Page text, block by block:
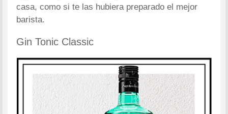
casa, como si te las hubiera preparado el mejor
barista.
Gin Tonic Classic